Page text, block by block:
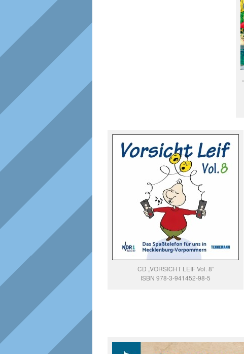
CD „VORSICHT LEIF Vol. 8“
ISBN 978-3-941452-98-5